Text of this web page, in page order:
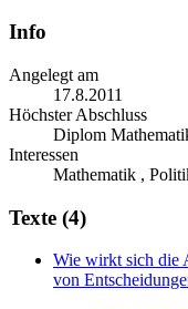
Info
Angelegt am
17.8.2011
Höchster Abschluss
Diplom
Interessen
Mathematik ,
Texte (4)
Wie wirkt sich die
von